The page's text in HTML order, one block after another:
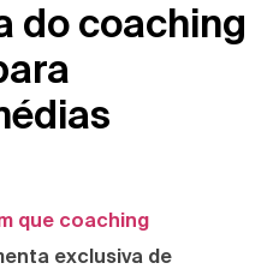
do coaching
que coaching
exclusiva de